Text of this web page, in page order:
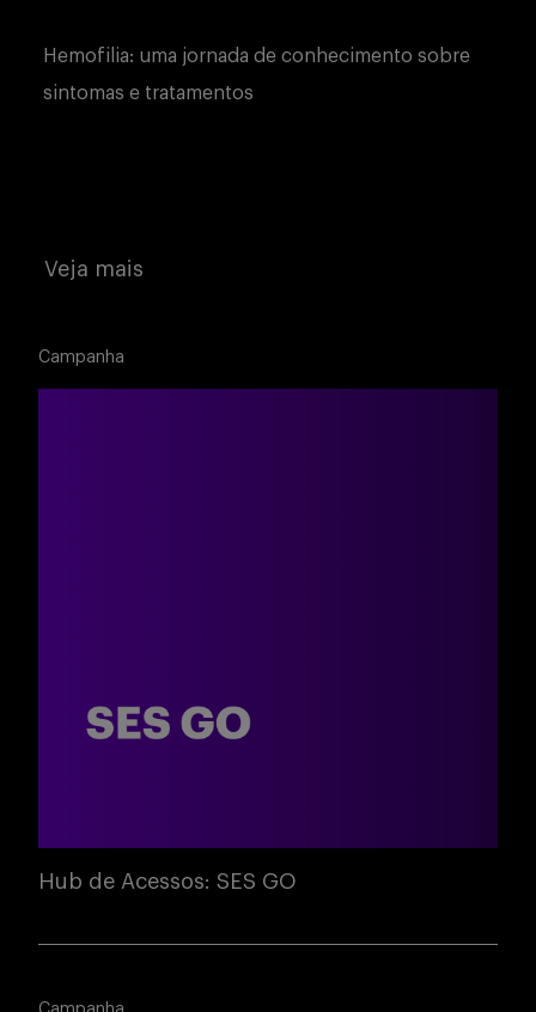
Hemofilia: uma jornada de conhecimento sobre
sintomas e tratamentos
Veja mais
Campanha
Hub de Acessos: SES GO